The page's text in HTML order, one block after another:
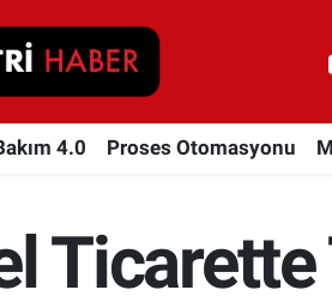
4.0 Proses Otomasyonu
Ticarette